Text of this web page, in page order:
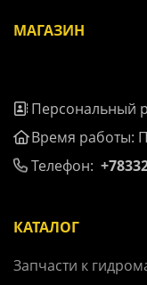
МАГАЗИН
Персональный
Время работы:
Телефон:
КАТАЛОГ
Запчасти к